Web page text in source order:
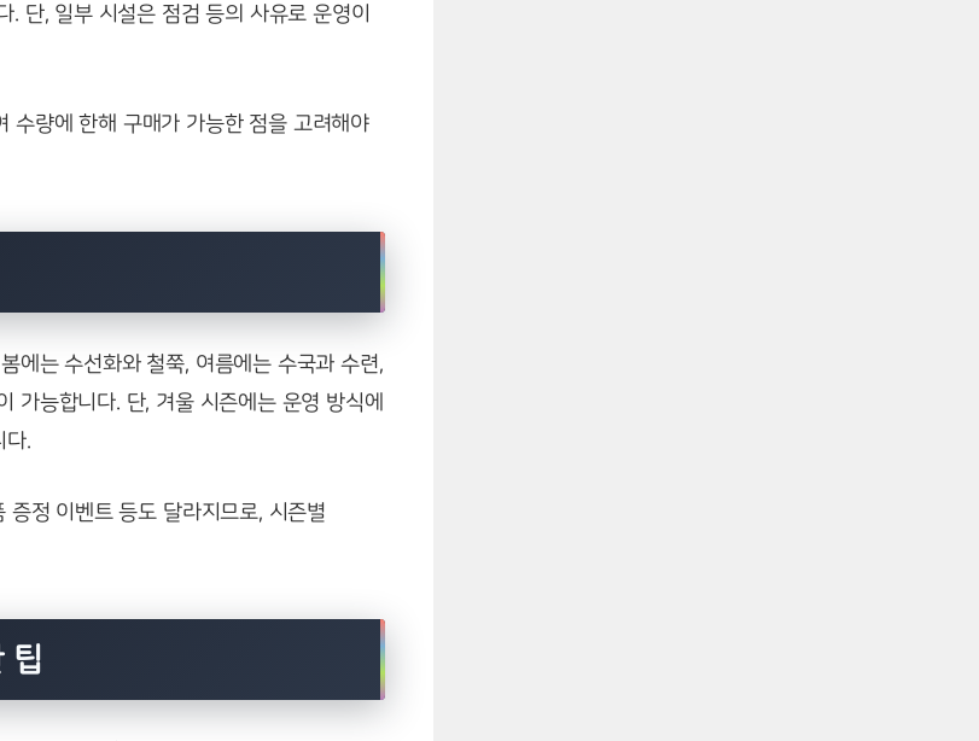
단, 일부 시설은 점검 등의 사유로 운영이
수량에 한해 구매가 가능한 점을 고려해야
에는 수선화와 철쭉, 여름에는 수국과 수련,
가능합니다. 단, 겨울 시즌에는 운영 방식에
다.
정 이벤트 등도 달라지므로, 시즌별
팁